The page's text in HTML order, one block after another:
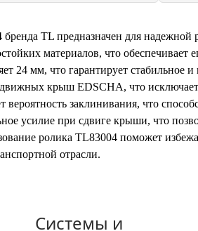
TL предназначен для
материалов, что
24 мм, что гарантирует стабильное
крыш EDSCHA, что
заклинивания, что
усилие при сдвиге крыши, что
ролика TL83004 поможет
отрасли.
Системы и